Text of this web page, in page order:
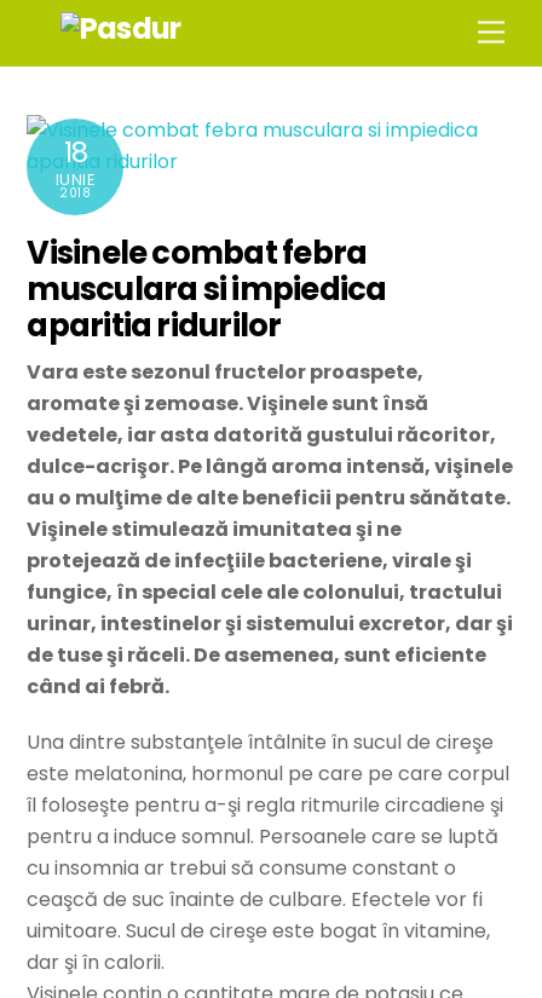
18
IUNIE
2018
Visinele combat febra
musculara si impiedica
aparitia ridurilor
Vara este sezonul fructelor proaspete,
aromate şi zemoase. Vişinele sunt însă
vedetele, iar asta datorită gustului răcoritor,
dulce-acrişor. Pe lângă aroma intensă, vişinele
au o mulţime de alte beneficii pentru sănătate.
Vişinele stimulează imunitatea şi ne
protejează de infecţiile bacteriene, virale şi
fungice, în special cele ale colonului, tractului
urinar, intestinelor şi sistemului excretor, dar şi
de tuse şi răceli. De asemenea, sunt eficiente
când ai febră.
Una dintre substanţele întâlnite în sucul de cireşe
este melatonina, hormonul pe care pe care corpul
îl foloseşte pentru a-şi regla ritmurile circadiene şi
pentru a induce somnul. Persoanele care se luptă
cu insomnia ar trebui să consume constant o
ceaşcă de suc înainte de culbare. Efectele vor fi
uimitoare. Sucul de cireşe este bogat în vitamine,
dar şi în calorii.